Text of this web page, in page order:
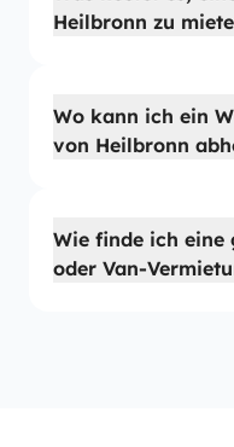
Heilbronn zu
Wo kann ich ein
von Heilbronn
Wie finde ich eine
oder Van-